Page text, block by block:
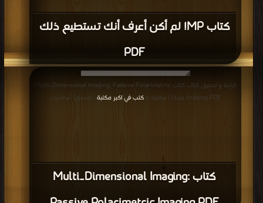
كتاب MP! لم أكن أعرف أنك تستطيع ذلك
PDF
كتاب Multi‐Dimensional Imaging:
قراءة و تحميل كتاب كتاب Multi‐Dimensional Imaging: Passive Polarimetric
Imaging PDF مجانا | مكتبة >
كتب في اكبر مكتبة | التحميل : مرة/مرات